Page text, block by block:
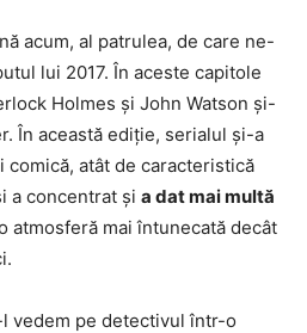
acum, al patrulea, de care ne-
lui 2017. În aceste capitole
Holmes și John Watson și-
În această ediție, serialul și-a
comică, atât de caracteristică
a concentrat și a dat mai multă
atmosferă mai întunecată decât
vedem pe detectivul într-o